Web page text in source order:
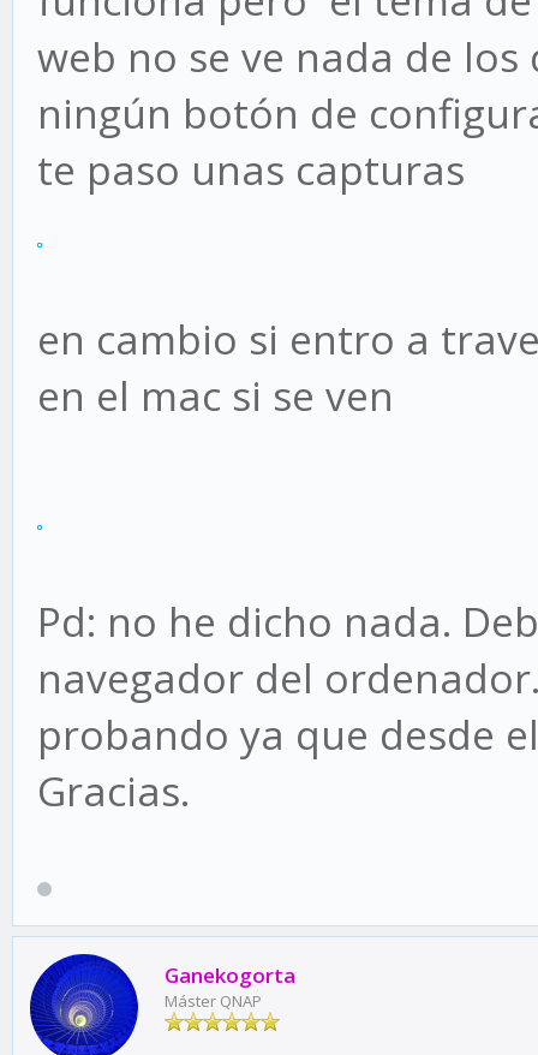
web no se ve nada de
ningún botón de
te paso unas capturas
en cambio si entro a
en el mac si se ven
Pd: no he dicho nada.
navegador del
probando ya que desde
Gracias.
Ganekogorta
Máster QNAP